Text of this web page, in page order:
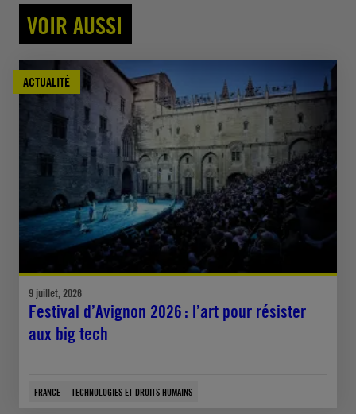
VOIR AUSSI
ACTUALITÉ
9 juillet, 2026
Festival d’Avignon 2026 : l’art pour résister
aux big tech
FRANCE TECHNOLOGIES ET DROITS HUMAINS